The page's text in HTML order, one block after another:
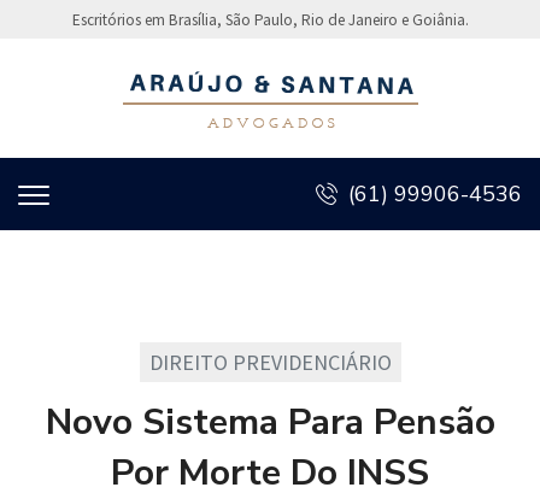
Escritórios em Brasília, São Paulo, Rio de Janeiro e Goiânia.
(61) 99906-4536
DIREITO PREVIDENCIÁRIO
Novo Sistema Para Pensão
Por Morte Do INSS